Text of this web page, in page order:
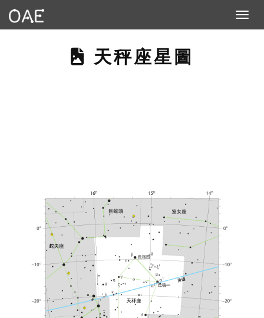
Toggle
THIS PAGE
天秤座星圖